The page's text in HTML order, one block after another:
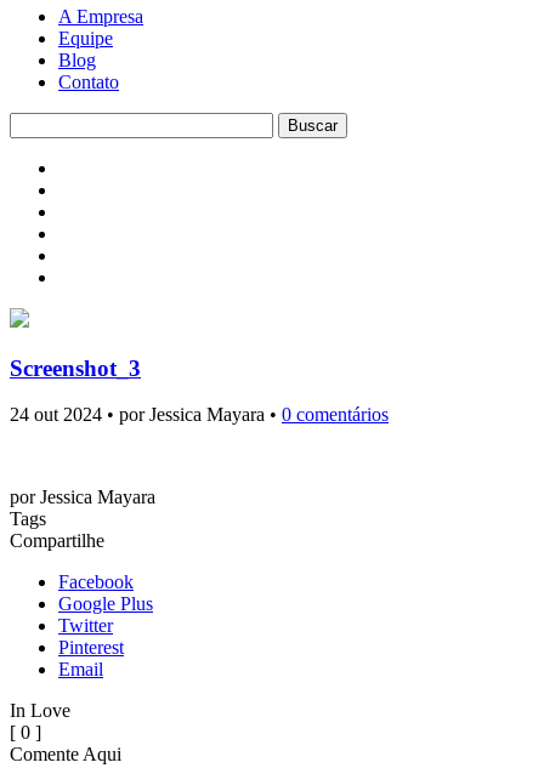
A Empresa
Equipe
Blog
Contato
Screenshot_3
24 out 2024 • por Jessica Mayara • 0 comentários
porJessica Mayara
Tags
Compartilhe
Facebook
Google Plus
Twitter
Pinterest
Email
In Love
[ 0 ]
Comente Aqui